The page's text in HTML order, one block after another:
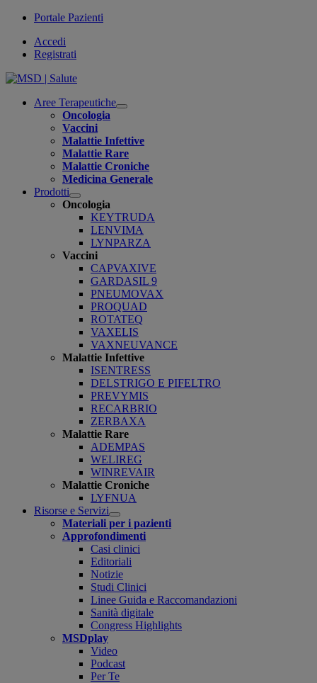
Portale Pazienti
Accedi
Registrati
Aree Terapeutiche
Open
Oncologia
Vaccini
Malattie Infettive
Malattie Rare
Malattie Croniche
Medicina Generale
Prodotti
Open
submenu
Oncologia
KEYTRUDA
LENVIMA
LYNPARZA
Vaccini
CAPVAXIVE
GARDASIL 9
PNEUMOVAX
PROQUAD
ROTATEQ
VAXELIS
VAXNEUVANCE
Malattie Infettive
ISENTRESS
DELSTRIGO E PIFELTRO
PREVYMIS
RECARBRIO
ZERBAXA
Malattie Rare
ADEMPAS
WELIREG
WINREVAIR
Malattie Croniche
LYFNUA
Risorse e Servizi
Open
submenu
Materiali per i pazienti
Approfondimenti
Casi clinici
Editoriali
Notizie
Studi Clinici
Linee Guida e Raccomandazioni
Sanità digitale
Congress Highlights
MSDplay
Video
Podcast
Per Te